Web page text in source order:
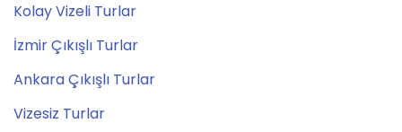
Kolay Vizeli Turlar
İzmir Çıkışlı Turlar
Ankara Çıkışlı Turlar
Vizesiz Turlar